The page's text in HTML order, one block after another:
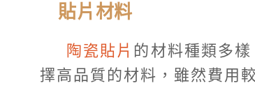
貼片材料
陶瓷貼片 的材料種類多樣
擇高品質的材料，雖然費用